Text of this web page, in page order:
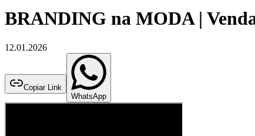
BRANDING na MODA |
12.01.2026
Copiar Link
WhatsApp